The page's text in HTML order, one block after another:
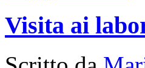
Visita ai